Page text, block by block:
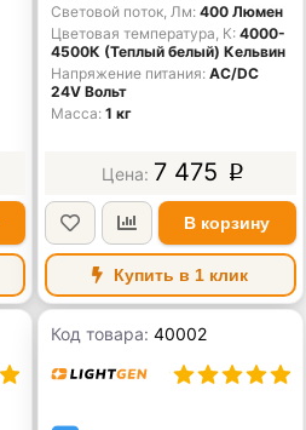
Световой поток, Лм 400 Люмен
Цветовая температура, К 4000-
4500К (Теплый белый) Кельвин
Напряжение питания AC/DС
24V Вольт
Масса 1 кг
7 475 p
В корзину
Купить в 1 клик
Код товара:40002